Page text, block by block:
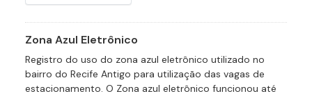
Zona Azul Eletrônico
Registro do uso do zona azul eletrônico utilizado no
bairro do Recife Antigo para utilização das vagas de
estacionamento. O Zona azul eletrônico funcionou até